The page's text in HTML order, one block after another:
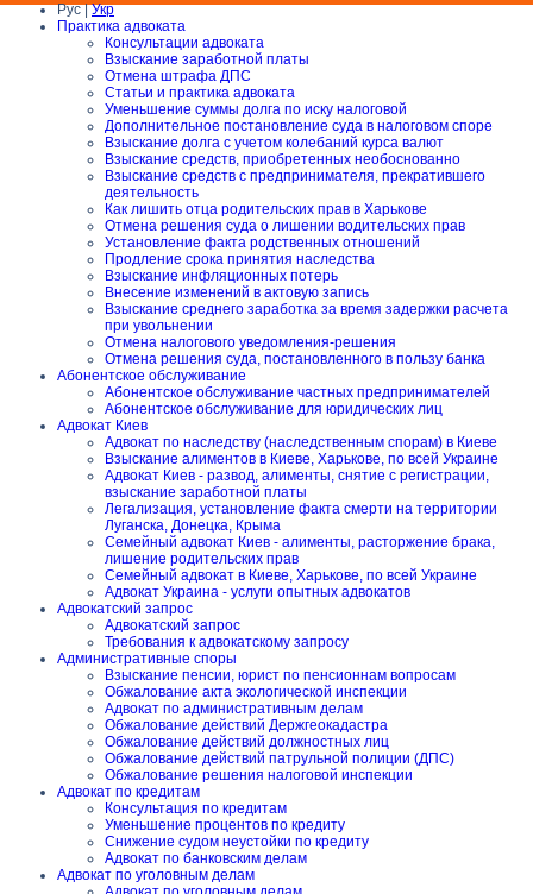
Рус |Укр
Практика адвоката
Консультации адвоката
Взыскание заработной платы
Отмена штрафа ДПС
Статьи и практика адвоката
Уменьшение суммы долга по иску налоговой
Дополнительное постановление суда в налоговом споре
Взыскание долга с учетом колебаний курса валют
Взыскание средств, приобретенных необоснованно
Взыскание средств с предпринимателя, прекратившего
деятельность
Как лишить отца родительских прав в Харькове
Отмена решения суда о лишении водительских прав
Установление факта родственных отношений
Продление срока принятия наследства
Взыскание инфляционных потерь
Внесение изменений в актовую запись
Взыскание среднего заработка за время задержки расчета
при увольнении
Отмена налогового уведомления-решения
Отмена решения суда, постановленного в пользу банка
Абонентское обслуживание
Абонентское обслуживание частных предпринимателей
Абонентское обслуживание для юридических лиц
Адвокат Киев
Адвокат по наследству (наследственным спорам) в Киеве
Взыскание алиментов в Киеве, Харькове, по всей Украине
Адвокат Киев - развод, алименты, снятие с регистрации,
взыскание заработной платы
Легализация, установление факта смерти на территории
Луганска, Донецка, Крыма
Семейный адвокат Киев - алименты, расторжение брака,
лишение родительских прав
Семейный адвокат в Киеве, Харькове, по всей Украине
Адвокат Украина - услуги опытных адвокатов
Адвокатский запрос
Адвокатский запрос
Требования к адвокатскому запросу
Административные споры
Взыскание пенсии, юрист по пенсионнам вопросам
Обжалование акта экологической инспекции
Адвокат по административным делам
Обжалование действий Держгеокадастра
Обжалование действий должностных лиц
Обжалование действий патрульной полиции (ДПС)
Обжалование решения налоговой инспекции
Адвокат по кредитам
Консультация по кредитам
Уменьшение процентов по кредиту
Снижение судом неустойки по кредиту
Адвокат по банковским делам
Адвокат по уголовным делам